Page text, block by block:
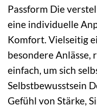
Passform Die
eine individuelle
Komfort. Vielseitig
besondere Anlässe,
einfach, um sich
Selbstbewusstsein
Gefühl von Stärke,